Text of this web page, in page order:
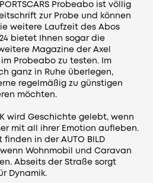
Probeabo ist völlig
zur Probe und können
weitere Laufzeit des Abos
bietet Ihnen sogar die
Magazine der Axel
Probeabo zu testen. Im
ganz in Ruhe überlegen,
regelmäßig zu günstigen
möchten.
wird Geschichte gelebt, wenn
mit all ihrer Emotion aufleben.
finden in der AUTO BILD
Wohnmobil und Caravan
Abseits der Straße sorgt
Dynamik.